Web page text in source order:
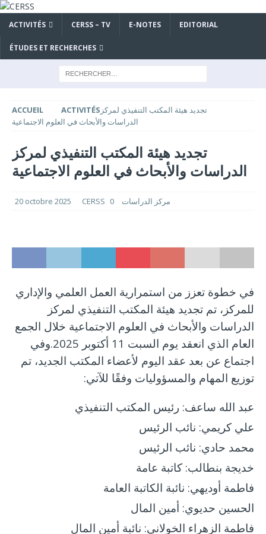
ACTIVITÉS CERSS – TV E-NOTES EDITORIAL
ÉTUDES ET RECHERCHES
ACCUEIL ACTIVITÉS تجديد هيئة المكتب التنفيذي لمركز
الدراسات والأبحاث في العلوم الاجتماعية
تجديد هيئة المكتب التنفيذي لمركز
الدراسات والأبحاث في العلوم الاجتماعية
20 octobre 2025 CERSS مركز الدراسات 0
في خطوة تعزز من استمرارية العمل العلمي والإداري
للمركز، تم تجديد هيئة المكتب التنفيذي لمركز
الدراسات والأبحاث في العلوم الاجتماعية خلال الجمع
العام الذي انعقد يوم السبت 11 أكتوبر 2025.
وفي
اجتماع عن بعد عقد اليوم لأعضاء المكتب الجديد، تم
توزيع المهام والمسؤوليات وفقًا للآتي:
عبد الله ساعف: رئيس المكتب التنفيذي
علي كريمي: نائب الرئيس
محمد حادي: نائب الرئيس
خديجة بنطالب: كاتبة عامة
فاطمة أوديهي: نائبة الكاتبة العامة
الحسين حديوي: أمين المال
فاطمة الزهراء الخولاني: نائبة أمين المال